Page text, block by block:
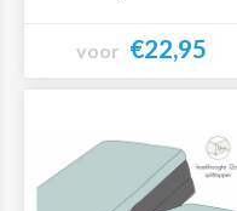
voor €22,95